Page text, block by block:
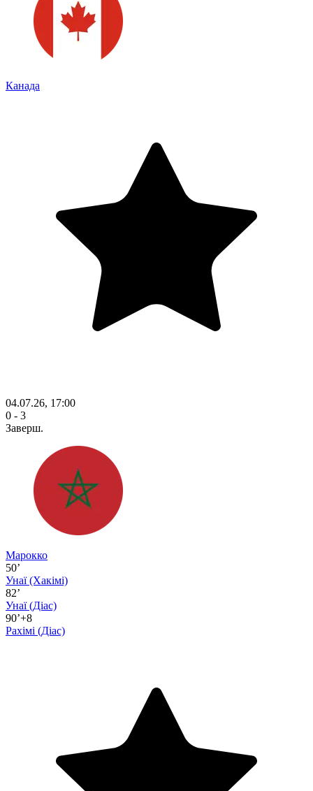
Канада
04.07.26, 17:00
0 - 3
Заверш.
Марокко
50’
Унаї(Хакімі)
82’
Унаї(Діас)
90’+8
Рахімі (Діас)